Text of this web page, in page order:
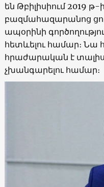
են Թբիլիսիում 2019 թ-
բազմահազարանոց
ապօրինի
հետևելու համար։ Նա
հրաժարական է
չխանգարելու համար։